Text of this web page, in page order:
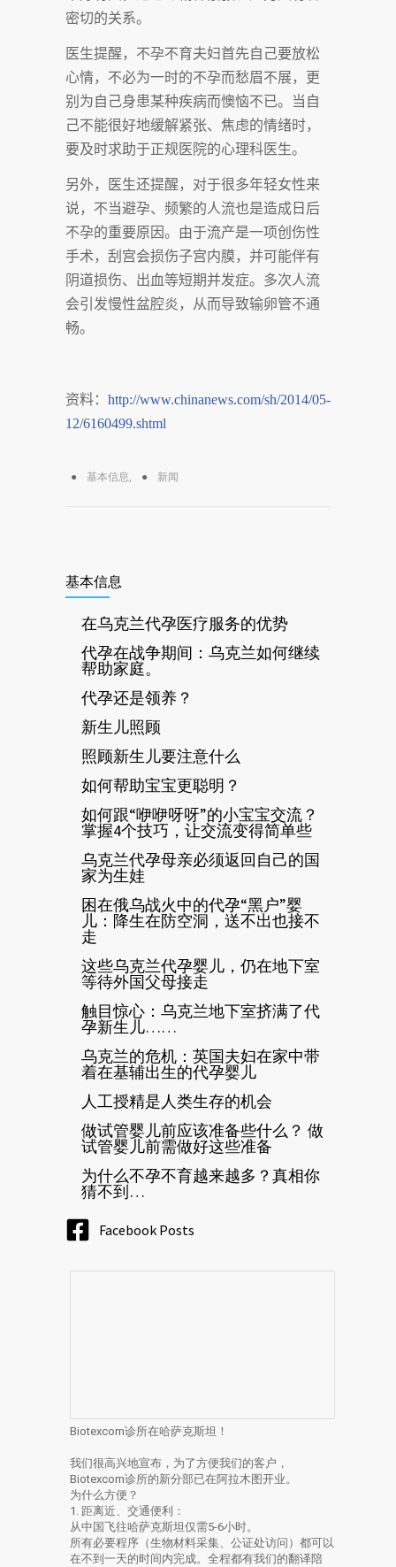
密切的关系。
医生提醒，不孕不育夫妇首先自己要放松
心情，不必为一时的不孕而愁眉不展，更
别为自己身患某种疾病而懊恼不已。当自
己不能很好地缓解紧张、焦虑的情绪时，
要及时求助于正规医院的心理科医生。
另外，医生还提醒，对于很多年轻女性来
说，不当避孕、频繁的人流也是造成日后
不孕的重要原因。由于流产是一项创伤性
手术，刮宫会损伤子宫内膜，并可能伴有
阴道损伤、出血等短期并发症。多次人流
会引发慢性盆腔炎，从而导致输卵管不通
畅。
资料： http://www.chinanews.com/sh/2014/05-
12/6160499.shtml
基本信息, 新闻
基本信息
在乌克兰代孕医疗服务的优势
代孕在战争期间：乌克兰如何继续
帮助家庭。
代孕还是领养？
新生儿照顾
照顾新生儿要注意什么
如何帮助宝宝更聪明？
如何跟“咿咿呀呀”的小宝宝交流？
掌握4个技巧，让交流变得简单些
乌克兰代孕母亲必须返回自己的国
家为生娃
困在俄乌战火中的代孕“黑户”婴
儿：降生在防空洞，送不出也接不
走
这些乌克兰代孕婴儿，仍在地下室
等待外国父母接走
触目惊心：乌克兰地下室挤满了代
孕新生儿……
乌克兰的危机：英国夫妇在家中带
着在基辅出生的代孕婴儿
人工授精是人类生存的机会
做试管婴儿前应该准备些什么？ 做
试管婴儿前需做好这些准备
为什么不孕不育越来越多？真相你
猜不到…
Facebook Posts
Biotexcom诊所在哈萨克斯坦！
我们很高兴地宣布，为了方便我们的客户，
Biotexcom诊所的新分部已在阿拉木图开业。
为什么方便？
1. 距离近、交通便利：
从中国飞往哈萨克斯坦仅需5-6小时。
所有必要程序（生物材料采集、公证处访问）都可以
在不到一天的时间内完成。全程都有我们的翻译陪